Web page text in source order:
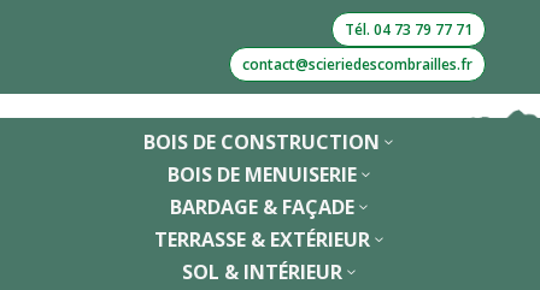
Tél. 04 73 79 77 71
contact@scieriedescombrailles.fr
3
BOIS DE CONSTRUCTION
3
BOIS DE MENUISERIE
3
BARDAGE & FAÇADE
3
TERRASSE & EXTÉRIEUR
3
SOL & INTÉRIEUR